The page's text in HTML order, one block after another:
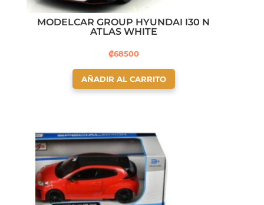
MODELCAR GROUP HYUNDAI I30 N
ATLAS WHITE
₡68500
AÑADIR AL CARRITO